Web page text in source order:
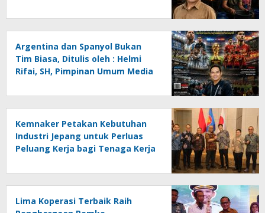
Ancaman Lingkungan, Oleh :
Helmi Rifai, SH
Argentina dan Spanyol Bukan
Tim Biasa, Ditulis oleh : Helmi
Rifai, SH, Pimpinan Umum Media
Kemnaker Petakan Kebutuhan
Industri Jepang untuk Perluas
Peluang Kerja bagi Tenaga Kerja
Lima Koperasi Terbaik Raih